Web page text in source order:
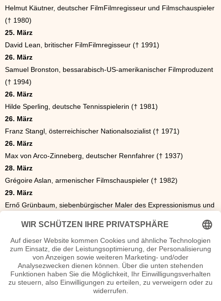
Helmut Käutner, deutscher FilmFilmregisseur und Filmschauspieler
(† 1980)
25. März
David Lean, britischer FilmFilmregisseur († 1991)
26. März
Samuel Bronston, bessarabisch-US-amerikanischer Filmproduzent
(† 1994)
26. März
Hilde Sperling, deutsche Tennisspielerin († 1981)
26. März
Franz Stangl, österreichischer Nationalsozialist († 1971)
26. März
Max von Arco-Zinneberg, deutscher Rennfahrer († 1937)
28. März
Grégoire Aslan, armenischer Filmschauspieler († 1982)
29. März
Ernő Grünbaum, siebenbürgischer Maler des Expressionismus und
29. März
Sigfried Uiberreither, deutscher Nationalsozialist und
Kriegsverbrecher († 1984)
29. März
Egon Wagenknecht, deutscher Forst- und Jagdwissenschaftler (†